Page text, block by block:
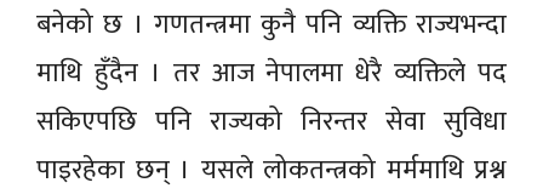
बनेको छ । गणतन्त्रमा कुनै पनि व्यक्ति राज्यभन्दा
माथि हुँदैन । तर आज नेपालमा धेरै व्यक्तिले पद
सकिएपछि पनि राज्यको निरन्तर सेवा सुविधा
पाइरहेका छन् । यसले लोकतन्त्रको मर्ममाथि प्रश्न